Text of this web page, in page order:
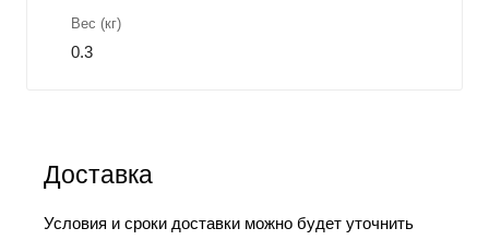
Вес (кг)
0.3
Доставка
Условия и сроки доставки можно будет уточнить